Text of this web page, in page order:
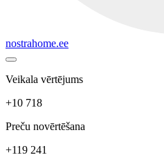
nostrahome.ee
Veikala vērtējums
+10 718
Preču novērtēšana
+119 241